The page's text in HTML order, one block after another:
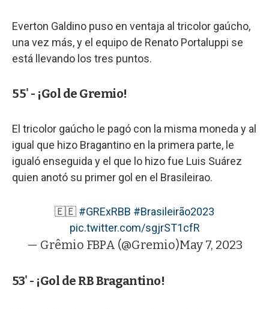
Everton Galdino puso en ventaja al tricolor gaúcho,
una vez más, y el equipo de Renato Portaluppi se
está llevando los tres puntos.
55' - ¡Gol de Gremio!
El tricolor gaúcho le pagó con la misma moneda y al
igual que hizo Bragantino en la primera parte, le
igualó enseguida y el que lo hizo fue Luis Suárez
quien anotó su primer gol en el Brasileirao.
🇪🇪 #GRExRBB #Brasileirão2023
pic.twitter.com/sgjrST1cfR
— Grêmio FBPA (@Gremio)May 7, 2023
53' - ¡Gol de RB Bragantino!